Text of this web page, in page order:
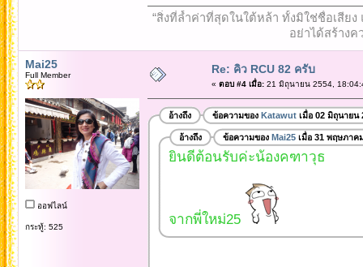
“สิ่งที่ล้ำค่าที่สุดในใต้หล้า ทั้งมิใช่ชื่อเสีย
อย่าได้สร้างค
Mai25
Full Member
ออฟไลน์
กระทู้: 525
Re: คิว RCU 82 ครับ
« ตอบ #4 เมื่อ:21 มิถุนายน 2554,
อ้างถึง ข้อความของ Katawutเมื่อ 02 มิถุนายน
อ้างถึง ข้อความของ Mai25เมื่อ 31 พฤษภาค
ยินดีต้อนรับค่ะน้องคฑาวุธ
จากพี่ใหม่25